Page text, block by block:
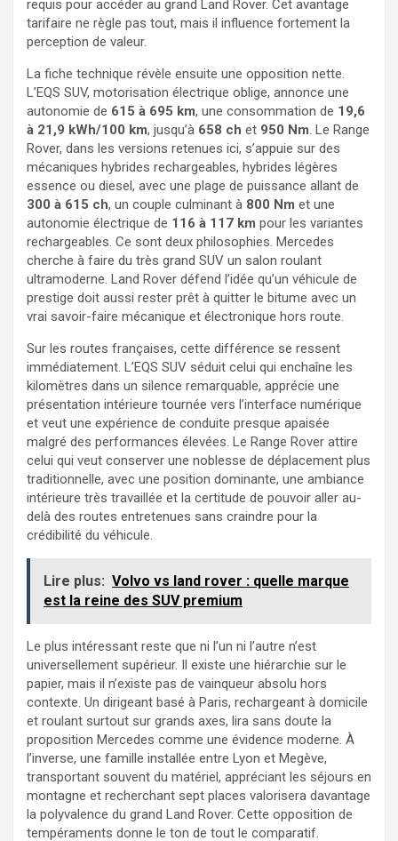
requis pour accéder au grand Land Rover. Cet avantage
tarifaire ne règle pas tout, mais il influence fortement la
perception de valeur.
La fiche technique révèle ensuite une opposition nette.
L’EQS SUV, motorisation électrique oblige, annonce une
autonomie de 615 à 695 km, une consommation de 19,6
à 21,9 kWh/100 km, jusqu’à 658 ch et 950 Nm. Le Range
Rover, dans les versions retenues ici, s’appuie sur des
mécaniques hybrides rechargeables, hybrides légères
essence ou diesel, avec une plage de puissance allant de
300 à 615 ch, un couple culminant à 800 Nm et une
autonomie électrique de 116 à 117 km pour les variantes
rechargeables. Ce sont deux philosophies. Mercedes
cherche à faire du très grand SUV un salon roulant
ultramoderne. Land Rover défend l’idée qu’un véhicule de
prestige doit aussi rester prêt à quitter le bitume avec un
vrai savoir-faire mécanique et électronique hors route.
Sur les routes françaises, cette différence se ressent
immédiatement. L’EQS SUV séduit celui qui enchaîne les
kilomètres dans un silence remarquable, apprécie une
présentation intérieure tournée vers l’interface numérique
et veut une expérience de conduite presque apaisée
malgré des performances élevées. Le Range Rover attire
celui qui veut conserver une noblesse de déplacement plus
traditionnelle, avec une position dominante, une ambiance
intérieure très travaillée et la certitude de pouvoir aller au-
delà des routes entretenues sans craindre pour la
crédibilité du véhicule.
Lire plus: Volvo vs land rover : quelle marque
est la reine des SUV premium
Le plus intéressant reste que ni l’un ni l’autre n’est
universellement supérieur. Il existe une hiérarchie sur le
papier, mais il n’existe pas de vainqueur absolu hors
contexte. Un dirigeant basé à Paris, rechargeant à domicile
et roulant surtout sur grands axes, lira sans doute la
proposition Mercedes comme une évidence moderne. À
l’inverse, une famille installée entre Lyon et Megève,
transportant souvent du matériel, appréciant les séjours en
montagne et recherchant sept places valorisera davantage
la polyvalence du grand Land Rover. Cette opposition de
tempéraments donne le ton de tout le comparatif.